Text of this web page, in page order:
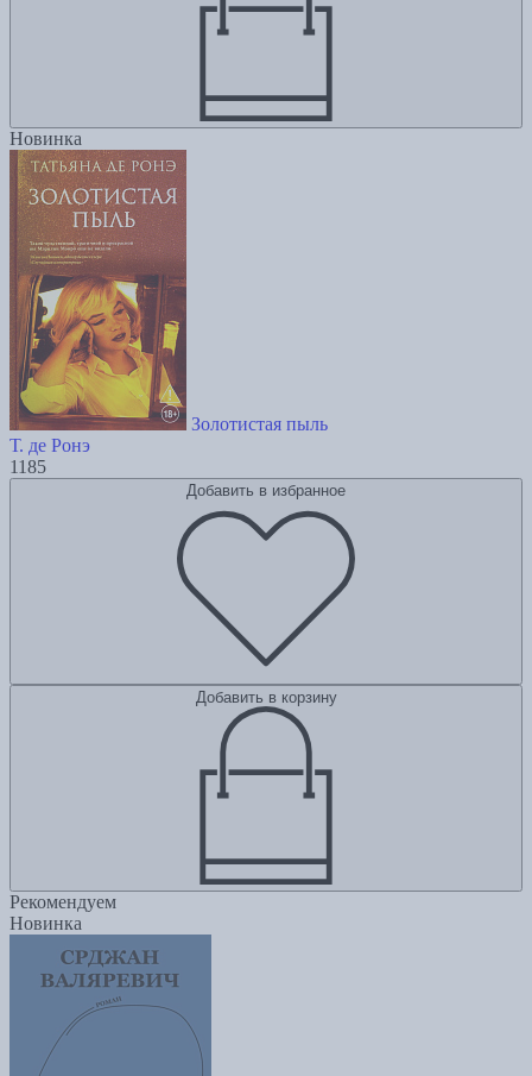
Новинка
Золотистая пыль
Т. де Ронэ
1185
Добавить в избранное
Добавить в корзину
Рекомендуем
Новинка